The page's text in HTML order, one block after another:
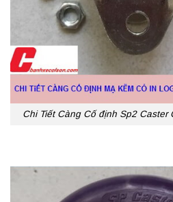
Chi Tiết Càng Cố định Sp2 Caster